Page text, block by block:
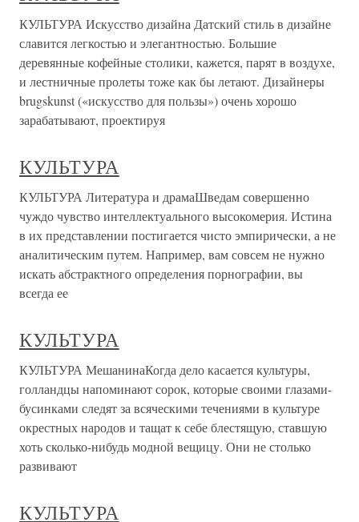
КУЛЬТУРА Искусство дизайна Датский стиль в дизайне
славится легкостью и элегантностью. Большие
деревянные кофейные столики, кажется, парят в воздухе,
и лестничные пролеты тоже как бы летают. Дизайнеры
brugskunst («искусство для пользы») очень хорошо
зарабатывают, проектируя
КУЛЬТУРА
КУЛЬТУРА Литература и драмаШведам совершенно
чуждо чувство интеллектуального высокомерия. Истина
в их представлении постигается чисто эмпирически, а не
аналитическим путем. Например, вам совсем не нужно
искать абстрактного определения порнографии, вы
всегда ее
КУЛЬТУРА
КУЛЬТУРА МешанинаКогда дело касается культуры,
голландцы напоминают сорок, которые своими глазами-
бусинками следят за всяческими течениями в культуре
окрестных народов и тащат к себе блестящую, ставшую
хоть сколько-нибудь модной вещицу. Они не столько
развивают
КУЛЬТУРА